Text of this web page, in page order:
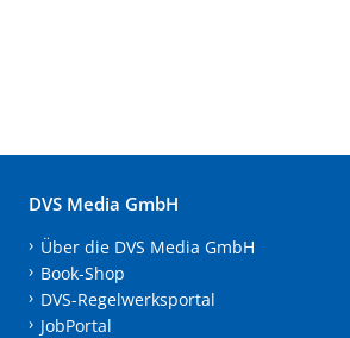
DVS Media GmbH
Über die DVS Media GmbH
Book-Shop
DVS-Regelwerksportal
JobPortal